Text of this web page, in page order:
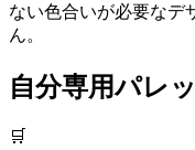
ない色合いが必要なデ
ん。
自分専用パレ
🛒